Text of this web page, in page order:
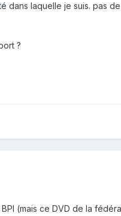
dans laquelle je suis. pas
?
(mais ce DVD de la